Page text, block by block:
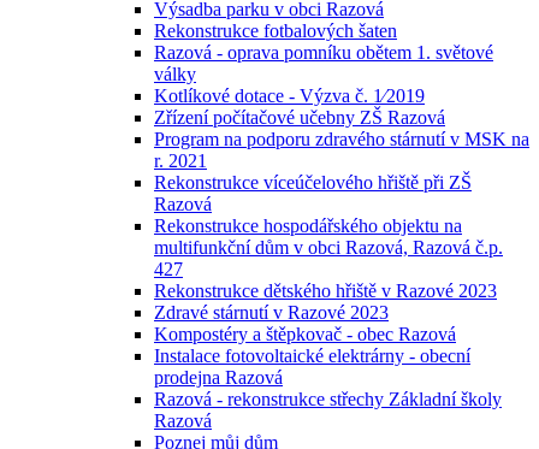
Výsadba parku v obci Razová
Rekonstrukce fotbalových šaten
Razová - oprava pomníku obětem 1. světové
války
Kotlíkové dotace - Výzva č. 1⁄2019
Zřízení počítačové učebny ZŠ Razová
Program na podporu zdravého stárnutí v MSK na
r. 2021
Rekonstrukce víceúčelového hřiště při ZŠ
Razová
Rekonstrukce hospodářského objektu na
multifunkční dům v obci Razová, Razová č.p.
427
Rekonstrukce dětského hřiště v Razové 2023
Zdravé stárnutí v Razové 2023
Kompostéry a štěpkovač - obec Razová
Instalace fotovoltaické elektrárny - obecní
prodejna Razová
Razová - rekonstrukce střechy Základní školy
Razová
Poznej můj dům